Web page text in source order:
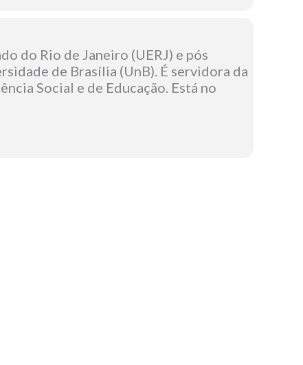
do Rio de Janeiro (UERJ) e pós
de Brasília (UnB). É servidora da
Social e de Educação. Está no